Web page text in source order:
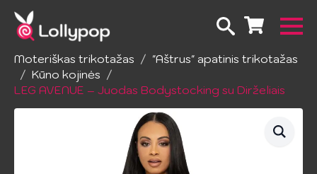
Pradžia
Apatinis trikotažas
Moteriškas trikotažas
"Aštrus" apatinis trikotažas
Kūno kojinės
LEG AVENUE – Juodas Bodystocking su Dirželiais